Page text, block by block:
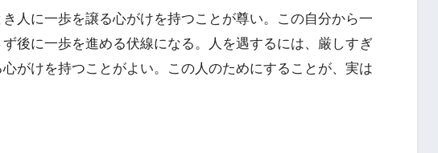
人に一歩を譲る心がけを持つことが尊い。この自分から一
後に一歩を進める伏線になる。人を遇するには、厳しすぎ
がけを持つことがよい。この人のためにすることが、実は